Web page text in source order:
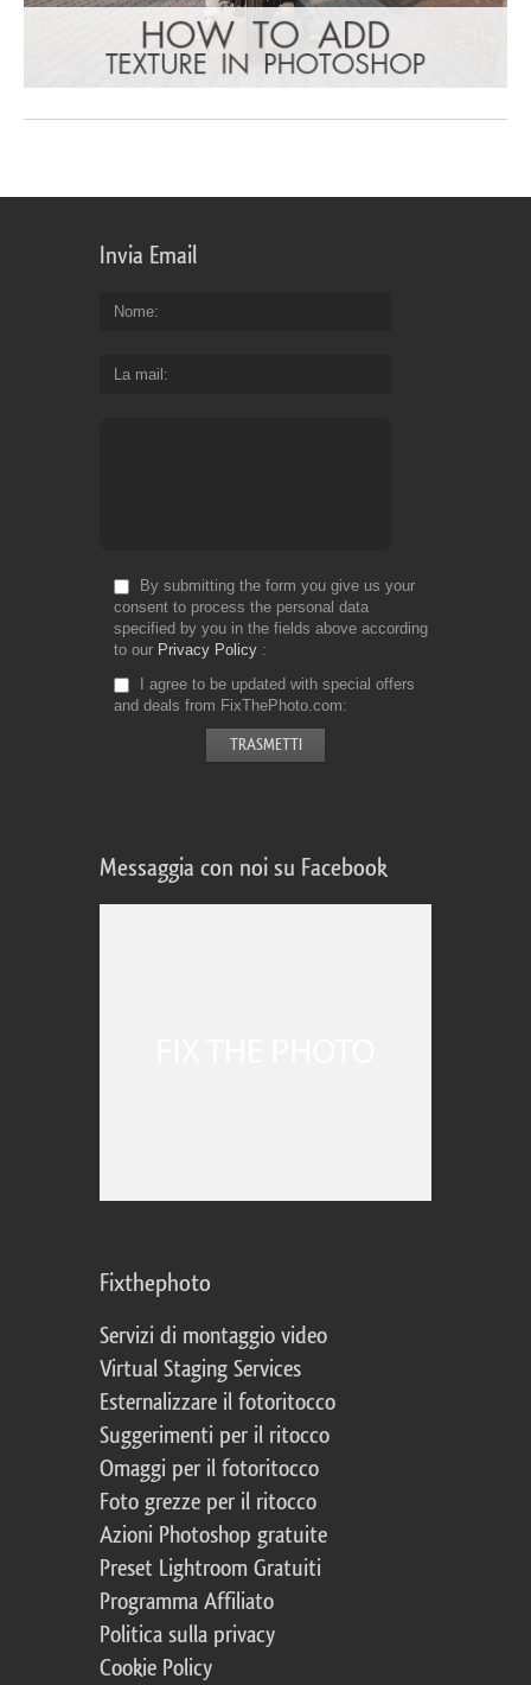
Invia Email
Nome
La mail
By submitting the form you give us your
consent to process the personal data
specified by you in the fields above according
to our Privacy Policy
I agree to be updated with special offers
and deals from FixThePhoto.com
Messaggia con noi su Facebook
Fixthephoto
Servizi di montaggio video
Virtual Staging Services
Esternalizzare il fotoritocco
Suggerimenti per il ritocco
Omaggi per il fotoritocco
Foto grezze per il ritocco
Azioni Photoshop gratuite
Preset Lightroom Gratuiti
Programma Affiliato
Politica sulla privacy
Cookie Policy